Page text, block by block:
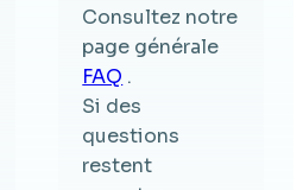
Consultez notre
page générale
FAQ .
Si des
questions
restent